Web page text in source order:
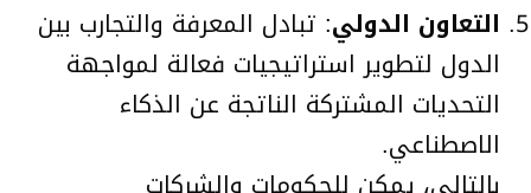
التعاون الدولي: تبادل المعرفة والتجارب بين
الدول لتطوير استراتيجيات فعالة لمواجهة
التحديات المشتركة الناتجة عن الذكاء
الاصطناعي.